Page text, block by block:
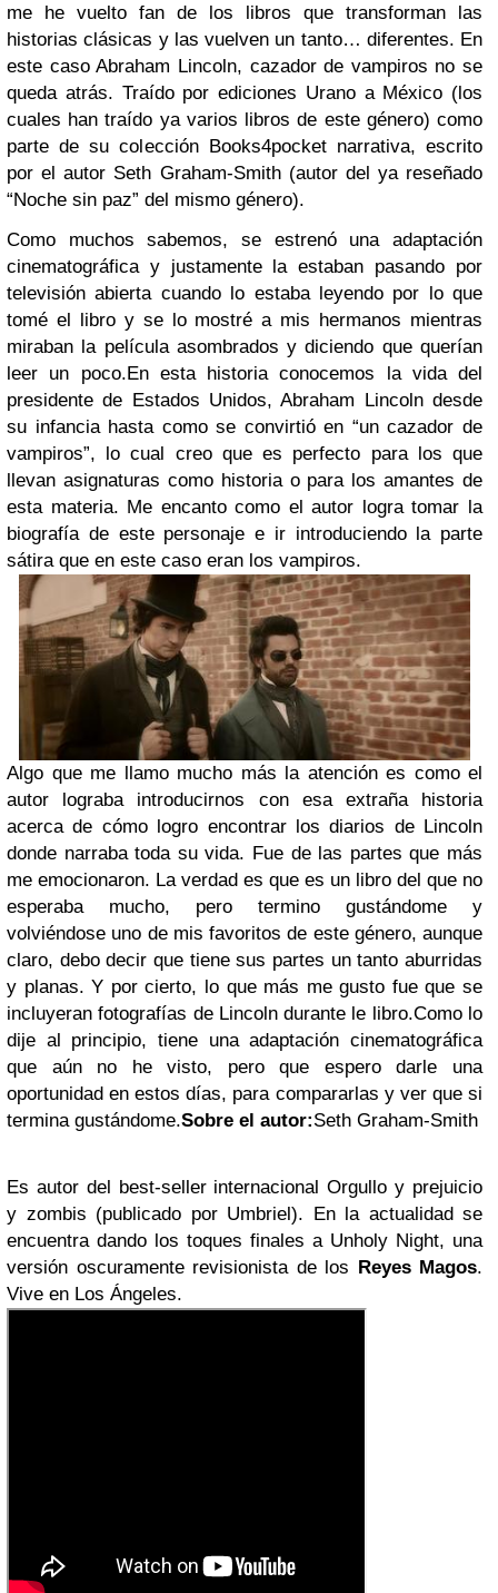
me he vuelto fan de los libros que transforman las
historias clásicas y las vuelven un tanto… diferentes. En
este caso Abraham Lincoln, cazador de vampiros no se
queda atrás. Traído por ediciones Urano a México (los
cuales han traído ya varios libros de este género) como
parte de su colección Books4pocket narrativa, escrito
por el autor Seth Graham-Smith (autor del ya reseñado
“Noche sin paz” del mismo género).
Como muchos sabemos, se estrenó una adaptación
cinematográfica y justamente la estaban pasando por
televisión abierta cuando lo estaba leyendo por lo que
tomé el libro y se lo mostré a mis hermanos mientras
miraban la película asombrados y diciendo que querían
leer un poco.En esta historia conocemos la vida del
presidente de Estados Unidos, Abraham Lincoln desde
su infancia hasta como se convirtió en “un cazador de
vampiros”, lo cual creo que es perfecto para los que
llevan asignaturas como historia o para los amantes de
esta materia. Me encanto como el autor logra tomar la
biografía de este personaje e ir introduciendo la parte
sátira que en este caso eran los vampiros.
Algo que me llamo mucho más la atención es como el
autor lograba introducirnos con esa extraña historia
acerca de cómo logro encontrar los diarios de Lincoln
donde narraba toda su vida. Fue de las partes que más
me emocionaron. La verdad es que es un libro del que no
esperaba mucho, pero termino gustándome y
volviéndose uno de mis favoritos de este género, aunque
claro, debo decir que tiene sus partes un tanto aburridas
y planas. Y por cierto, lo que más me gusto fue que se
incluyeran fotografías de Lincoln durante le libro.Como lo
dije al principio, tiene una adaptación cinematográfica
que aún no he visto, pero que espero darle una
oportunidad en estos días, para compararlas y ver que si
termina gustándome.Sobre el autor:Seth Graham-Smith
Es autor del best-seller internacional Orgullo y prejuicio
y zombis (publicado por Umbriel). En la actualidad se
encuentra dando los toques finales a Unholy Night, una
versión oscuramente revisionista de los Reyes Magos.
Vive en Los Ángeles.